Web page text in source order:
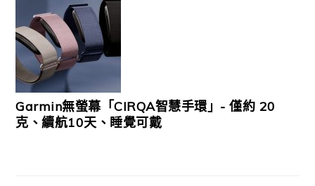
Garmin無螢幕「CIRQA智慧手環」- 僅約 20
克、續航10天、睡覺可戴